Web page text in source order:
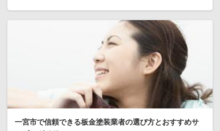
一宮市で信頼できる板金塗装業者の選び方とおすすめサ